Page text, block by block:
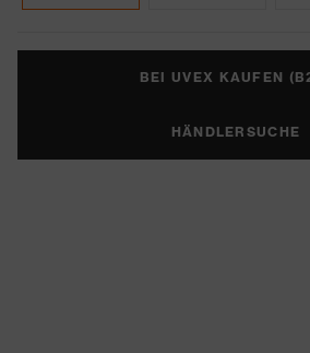
BEI UVEX KAUFEN
HÄNDLERSUCHE